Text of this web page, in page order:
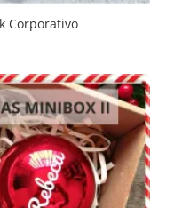
Corporativo